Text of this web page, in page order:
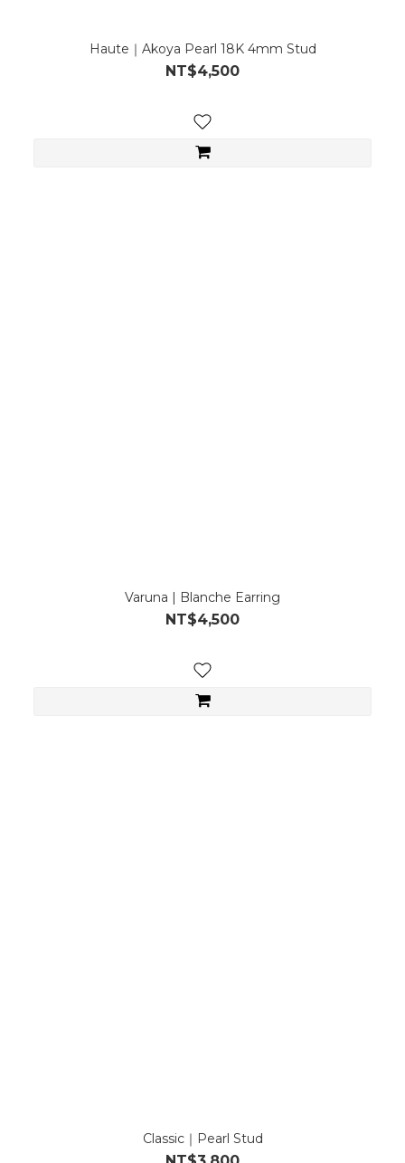
Haute｜Akoya Pearl 18K 4mm Stud
NT$4,500
Varuna | Blanche Earring
NT$4,500
Classic｜Pearl Stud